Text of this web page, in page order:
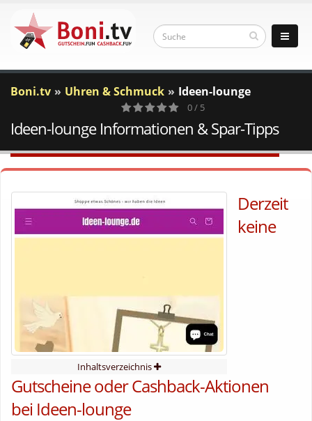
Boni.tv Uhren & Schmuck Ideen-lounge
0
Votes
0 / 5
Ideen-lounge Informationen & Spar-Tipps
Inhaltsverzeichnis
Derzeit
keine
Gutscheine oder Cashback-Aktionen
bei Ideen-lounge